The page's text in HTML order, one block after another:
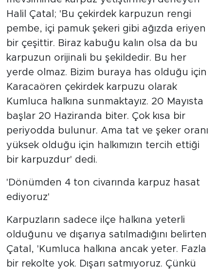
Halil Çatal; 'Bu çekirdek karpuzun rengi
pembe, içi pamuk şekeri gibi ağızda eriyen
bir çeşittir. Biraz kabuğu kalın olsa da bu
karpuzun orijinali bu şekildedir. Bu her
yerde olmaz. Bizim buraya has olduğu için
Karacaören çekirdek karpuzu olarak
Kumluca halkına sunmaktayız. 20 Mayısta
başlar 20 Haziranda biter. Çok kısa bir
periyodda bulunur. Ama tat ve şeker oranı
yüksek olduğu için halkımızın tercih ettiği
bir karpuzdur' dedi.
'Dönümden 4 ton civarında karpuz hasat
ediyoruz'
Karpuzların sadece ilçe halkına yeterli
olduğunu ve dışarıya satılmadığını belirten
Çatal, 'Kumluca halkına ancak yeter. Fazla
bir rekolte yok. Dışarı satmıyoruz. Çünkü